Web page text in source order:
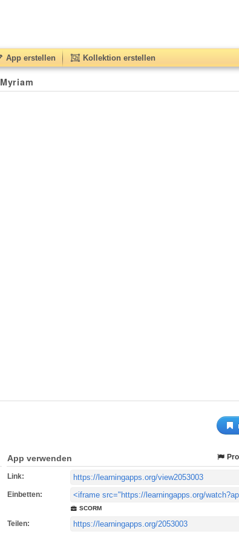
App erstellen Kollektion erstellen
App verwenden
Link:
Einbetten:
SCORM
Teilen: